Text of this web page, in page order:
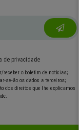
de privacidade
receber o boletim de notícias;
se-ão os dados a terceiros;
dos direitos que lhe explicamos